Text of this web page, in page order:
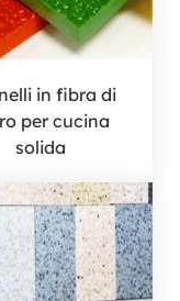
in fibra di
per cucina
solida